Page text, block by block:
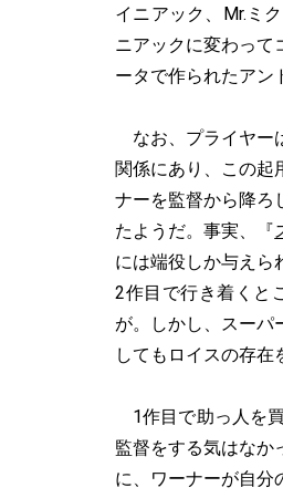
イニアック、Mr.ミ
ニアックに変わって
ータで作られたアン
なお、プライヤー
関係にあり、この起
ナーを監督から降ろ
たようだ。事実、『
には端役しか与えら
2作目で行き着くと
が。しかし、スーパ
してもロイスの存在
1作目で助っ人を
監督をする気はなか
に、ワーナーが自分